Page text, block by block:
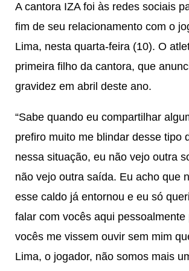
A cantora IZAfoi às redes sociais
fim de seu relacionamento com o
Lima, nesta quarta-feira (10). O
primeira filho da cantora, que
gravidez em abril deste ano.
“Sabe quando eu compartilhar
prefiro muito me blindar desse tipo
nessa situação, eu não vejo outra
não vejo outra saída. Eu acho que
esse caldo já entornou e eu só
falar com vocês aqui pessoalmente
vocês me vissem ouvir sem mim
Lima, o jogador, não somos mais